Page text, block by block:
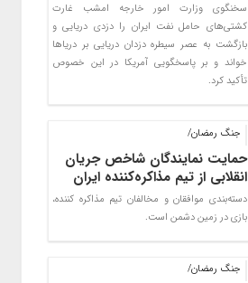
سخنگوی وزارت امور خارجه امشب غارت
کشتی‌های حامل نفت ایران را دزدی دریایی و
بازگشت به عصر سیطره دزدان دریایی بر دریاها
خواند و بر پاسخگویی آمریکا در این خصوص
تأکید کرد.
جنگ رمضان/
حمایت نمایندگان شاخص جریان
انقلابی از تیم مذاکره‌کننده ایران
دسته‌بندی موافقان و مخالفان تیم مذاکره کننده،
بازی در زمین دشمن است.
جنگ رمضان/